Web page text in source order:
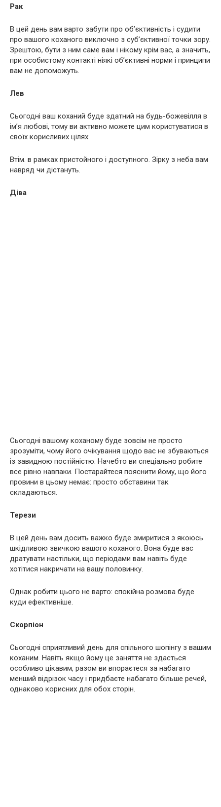
Рак
В цей день вам варто забути про об’єктивність і судити
про вашого коханого виключно з суб’єктивної точки зору.
Зрештою, бути з ним саме вам і нікому крім вас, а значить,
при особистому контакті ніякі об’єктивні норми і принципи
вам не допоможуть.
Лев
Сьогодні ваш коханий буде здатний на будь-божевілля в
ім’я любові, тому ви активно можете цим користуватися в
своїх корисливих цілях.
Втім. в рамках пристойного і доступного. Зірку з неба вам
навряд чи дістануть.
Діва
Сьогодні вашому коханому буде зовсім не просто
зрозуміти, чому його очікування щодо вас не збуваються
із завидною постійністю. Начебто ви спеціально робите
все рівно навпаки. Постарайтеся пояснити йому, що його
провини в цьому немає: просто обставини так
складаються.
Терези
В цей день вам досить важко буде змиритися з якоюсь
шкідливою звичкою вашого коханого. Вона буде вас
дратувати настільки, що періодами вам навіть буде
хотітися накричати на вашу половинку.
Однак робити цього не варто: спокійна розмова буде
куди ефективніше.
Скорпіон
Сьогодні сприятливий день для спільного шопінгу з вашим
коханим. Навіть якщо йому це заняття не здасться
особливо цікавим, разом ви впораєтеся за набагато
менший відрізок часу і придбаєте набагато більше речей,
однаково корисних для обох сторін.